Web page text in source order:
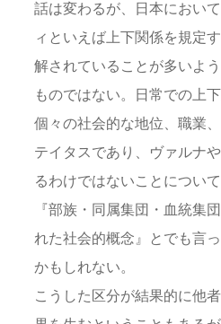
話は変わるが、日本におい
ィといえば上下関係を規定
解されていることが多いよ
ものではない。日常での上
個々の社会的な地位、職業
テイタスであり、ヴァルナ
るわけではないことについ
『部族・同属集団・血統集
れた社会的概念』とでも言
かもしれない。
こうした区分が結果的に他